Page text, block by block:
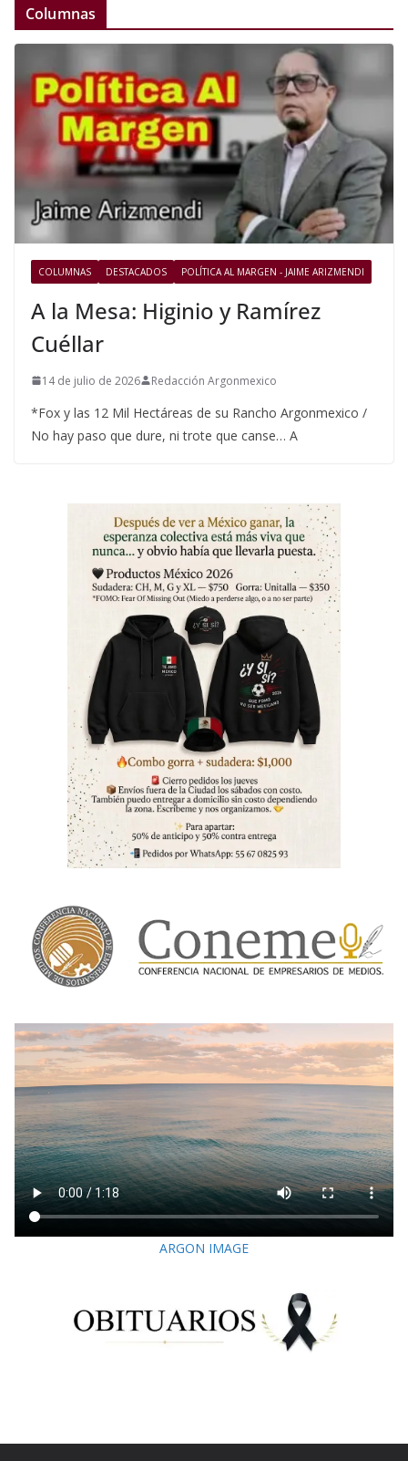
Columnas
COLUMNAS DESTACADOS POLÍTICA AL MARGEN - JAIME ARIZMENDI
A la Mesa: Higinio y Ramírez
Cuéllar
14 de julio de 2026 Redacción Argonmexico
*Fox y las 12 Mil Hectáreas de su Rancho Argonmexico /
No hay paso que dure, ni trote que canse… A
ARGON IMAGE